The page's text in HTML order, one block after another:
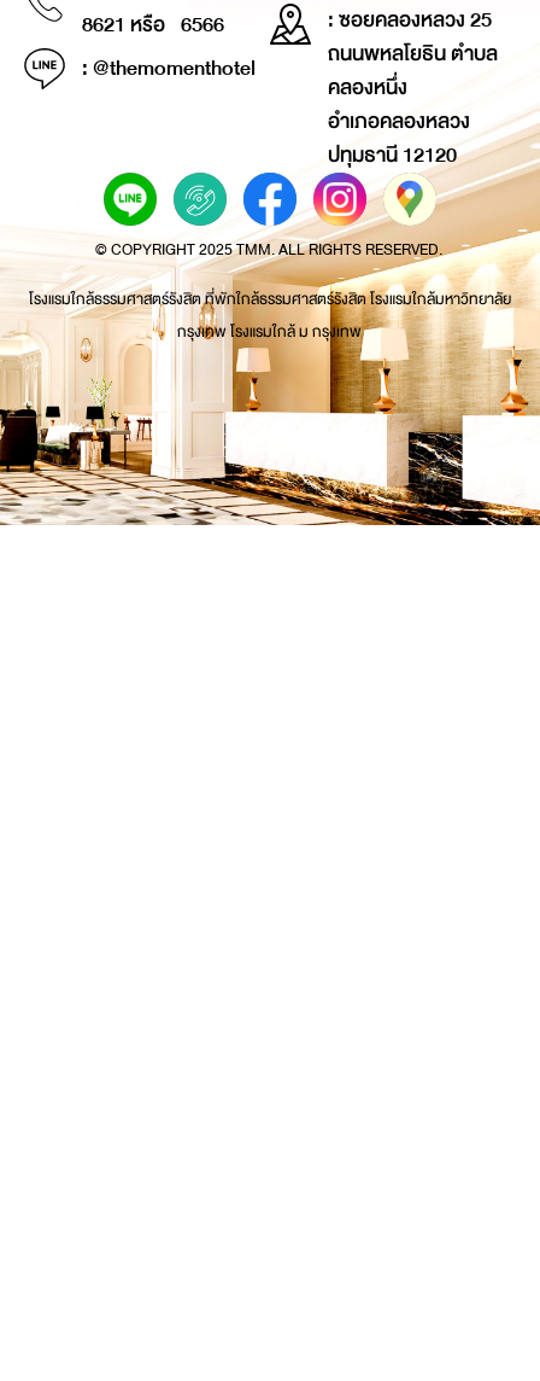
8621 หรือ 6566
: @themomenthotel
: ซอยคลองหลวง 25
ถนนพหลโยธิน ตำบล
คลองหนึ่ง
อำเภอคลองหลวง
ปทุมธานี 12120
© COPYRIGHT 2025 TMM. ALL RIGHTS RESERVED.
โรงแรมใกล้ธรรมศาสตร์รังสิต ที่พักใกล้ธรรมศาสตร์รังสิต โรงแรมใกล้มหาวิทยาลัย
กรุงเทพ โรงแรมใกล้ ม กรุงเทพ